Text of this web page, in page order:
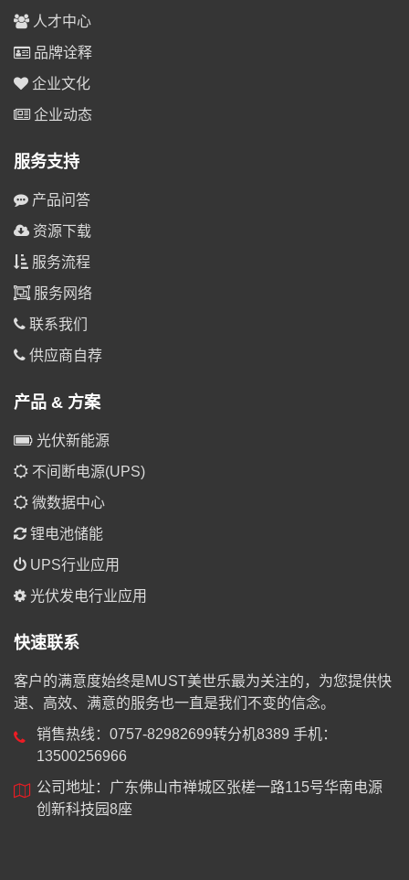
人才中心
品牌诠释
企业文化
企业动态
服务支持
产品问答
资源下载
服务流程
服务网络
联系我们
供应商自荐
产品 & 方案
光伏新能源
不间断电源(UPS)
微数据中心
锂电池储能
UPS行业应用
光伏发电行业应用
快速联系
客户的满意度始终是MUST美世乐最为关注的，为您提供快
速、高效、满意的服务也一直是我们不变的信念。
销售热线：0757-82982699转分机8389 手机：
13500256966
公司地址：广东佛山市禅城区张槎一路115号华南电源
创新科技园8座